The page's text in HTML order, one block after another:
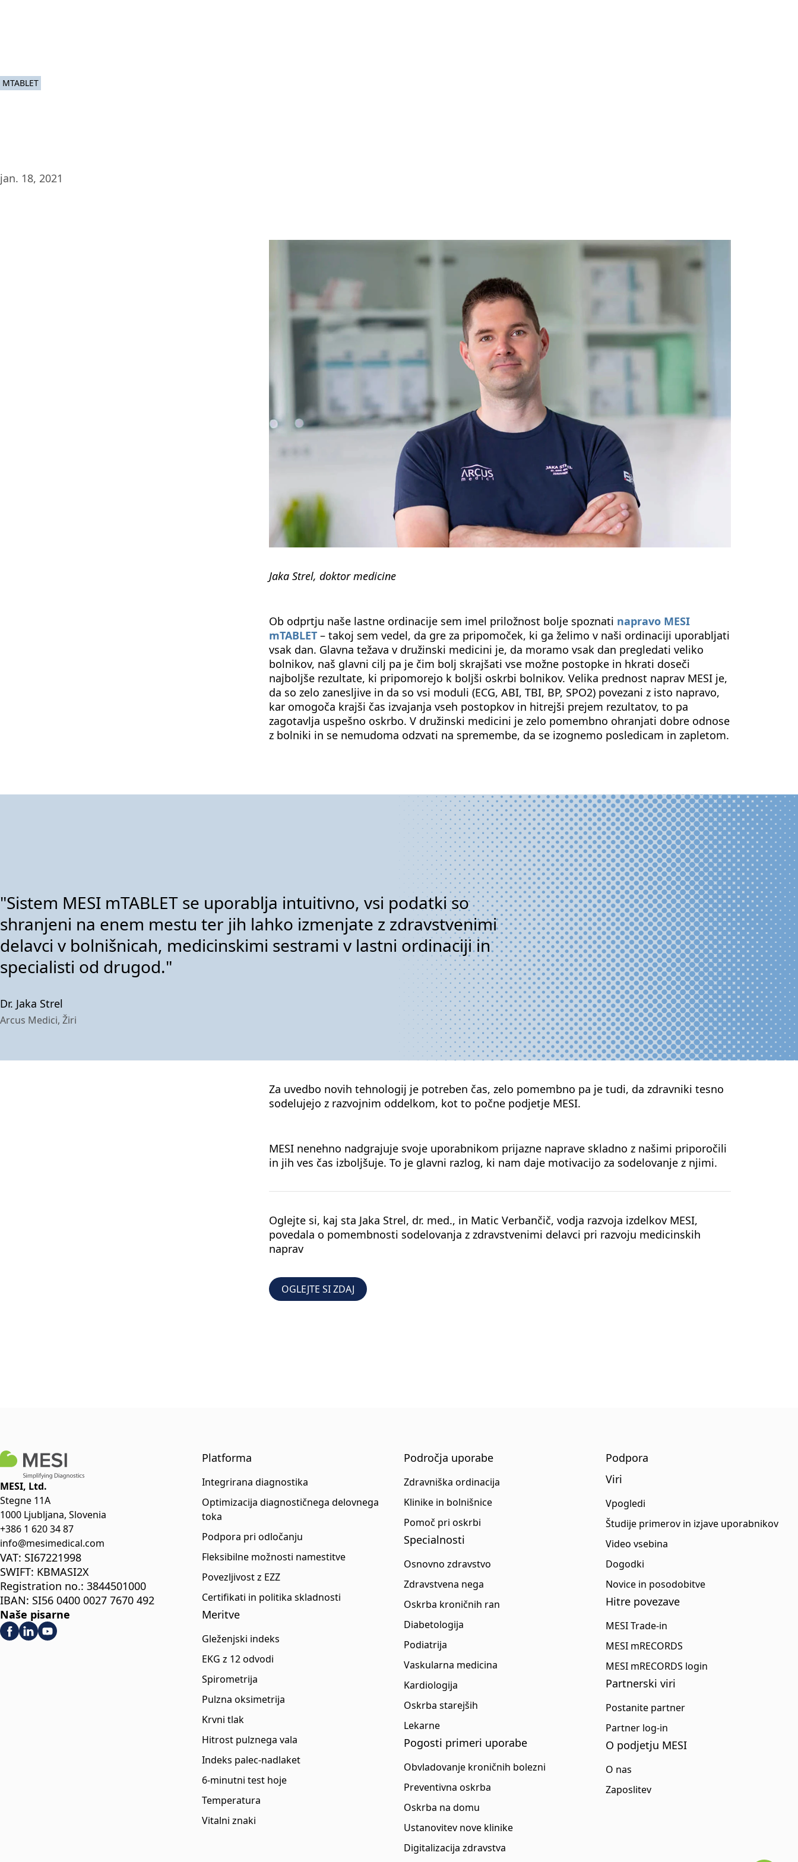
MTABLET
jan. 18, 2021
Jaka Strel, doktor medicine
Ob odprtju naše lastne ordinacije sem imel priložnost bolje spoznati napravo MESI
mTABLET – takoj sem vedel, da gre za pripomoček, ki ga želimo v naši ordinaciji uporabljati
vsak dan. Glavna težava v družinski medicini je, da moramo vsak dan pregledati veliko
bolnikov, naš glavni cilj pa je čim bolj skrajšati vse možne postopke in hkrati doseči
najboljše rezultate, ki pripomorejo k boljši oskrbi bolnikov. Velika prednost naprav MESI je,
da so zelo zanesljive in da so vsi moduli (ECG, ABI, TBI, BP, SPO2) povezani z isto napravo,
kar omogoča krajši čas izvajanja vseh postopkov in hitrejši prejem rezultatov, to pa
zagotavlja uspešno oskrbo. V družinski medicini je zelo pomembno ohranjati dobre odnose
z bolniki in se nemudoma odzvati na spremembe, da se izognemo posledicam in zapletom.
"Sistem MESI mTABLET se uporablja intuitivno, vsi podatki so
shranjeni na enem mestu ter jih lahko izmenjate z zdravstvenimi
delavci v bolnišnicah, medicinskimi sestrami v lastni ordinaciji in
specialisti od drugod."
Dr. Jaka Strel
Arcus Medici, Žiri
Za uvedbo novih tehnologij je potreben čas, zelo pomembno pa je tudi, da zdravniki tesno
sodelujejo z razvojnim oddelkom, kot to počne podjetje MESI.
MESI nenehno nadgrajuje svoje uporabnikom prijazne naprave skladno z našimi priporočili
in jih ves čas izboljšuje. To je glavni razlog, ki nam daje motivacijo za sodelovanje z njimi.
Oglejte si, kaj sta Jaka Strel, dr. med., in Matic Verbančič, vodja razvoja izdelkov MESI,
povedala o pomembnosti sodelovanja z zdravstvenimi delavci pri razvoju medicinskih
naprav
OGLEJTE SI ZDAJ
MESI, Ltd.
Stegne 11A
1000 Ljubljana, Slovenia
+386 1 620 34 87
info@mesimedical.com
VAT: SI67221998
SWIFT: KBMASI2X
Registration no.: 3844501000
IBAN: SI56 0400 0027 7670 492
Naše pisarne
Platforma
Integrirana diagnostika
Optimizacija diagnostičnega delovnega
toka
Podpora pri odločanju
Fleksibilne možnosti namestitve
Povezljivost z EZZ
Certifikati in politika skladnosti
Meritve
Gleženjski indeks
EKG z 12 odvodi
Spirometrija
Pulzna oksimetrija
Krvni tlak
Hitrost pulznega vala
Indeks palec-nadlaket
6-minutni test hoje
Temperatura
Vitalni znaki
Področja uporabe
Zdravniška ordinacija
Klinike in bolnišnice
Pomoč pri oskrbi
Specialnosti
Osnovno zdravstvo
Zdravstvena nega
Oskrba kroničnih ran
Diabetologija
Podiatrija
Vaskularna medicina
Kardiologija
Oskrba starejših
Lekarne
Pogosti primeri uporabe
Obvladovanje kroničnih bolezni
Preventivna oskrba
Oskrba na domu
Ustanovitev nove klinike
Digitalizacija zdravstva
Podpora
Viri
Vpogledi
Študije primerov in izjave uporabnikov
Video vsebina
Dogodki
Novice in posodobitve
Hitre povezave
MESI Trade-in
MESI mRECORDS
MESI mRECORDS login
Partnerski viri
Postanite partner
Partner log-in
O podjetju MESI
O nas
Zaposlitev